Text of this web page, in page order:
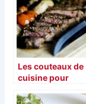
Les couteaux de
cuisine pour